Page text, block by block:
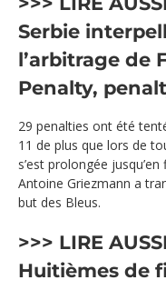
Serbie
l’arbitrage de
Penalty,
29 penalties ont été
11 de plus que lors de
s’est prolongée
Antoine Griezmann a
but des Bleus.
>>> LIRE
Huitièmes de